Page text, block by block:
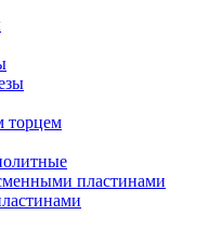
торцем
пластинами